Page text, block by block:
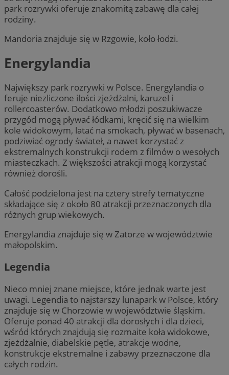
park rozrywki oferuje znakomitą zabawę dla całej
rodziny.
Mandoria znajduje się w Rzgowie, koło łodzi.
Energylandia
Największy park rozrywki w Polsce. Energylandia o
feruje niezliczone ilości zjeżdżalni, karuzel i
rollercoasterów. Dodatkowo młodzi poszukiwacze
przygód mogą pływać łódkami, kręcić się na wielkim
kole widokowym, latać na smokach, pływać w basenach,
podziwiać ogrody świateł, a nawet korzystać z
ekstremalnych konstrukcji rodem z filmów o wesołych
miasteczkach. Z większości atrakcji mogą korzystać
również dorośli.
Całość podzielona jest na cztery strefy tematyczne
składające się z około 80 atrakcji przeznaczonych dla
różnych grup wiekowych.
Energylandia znajduje się w Zatorze w województwie
małopolskim.
Legendia
Nieco mniej znane miejsce, które jednak warte jest
uwagi. Legendia to najstarszy lunapark w Polsce, który
znajduje się w Chorzowie w województwie śląskim.
Oferuje ponad 40 atrakcji dla dorosłych i dla dzieci,
wśród których znajdują się rozmaite koła widokowe,
zjeżdżalnie, diabelskie pętle, atrakcje wodne,
konstrukcje ekstremalne i zabawy przeznaczone dla
całych rodzin.